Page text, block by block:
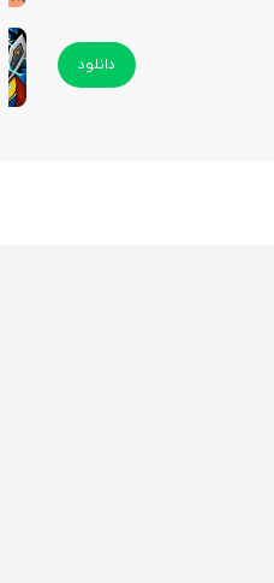
دانلود